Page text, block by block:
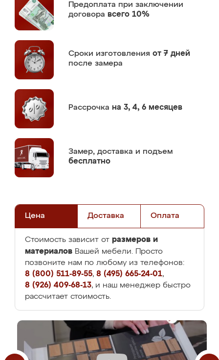
Предоплата при заключении
договора всего 10%
Сроки изготовления от 7 дней
после замера
Рассрочка на 3, 4, 6 месяцев
Замер, доставка и подъем
бесплатно
Цена Доставка Оплата
Стоимость зависит от размеров и
материалов Вашей мебели. Просто
позвоните нам по любому из телефонов:
8 (800) 511-89-55, 8 (495) 665-24-01,
8 (926) 409-68-13, и наш менеджер быстро
рассчитает стоимость.